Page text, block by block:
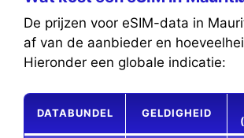
De prijzen voor eSIM-data in
af van de aanbieder en
Hieronder een globale indicatie:
DATABUNDEL GELDIGHEID